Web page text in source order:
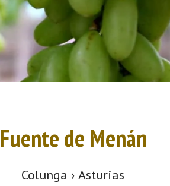
Fuente de Menán
Colunga › Asturias